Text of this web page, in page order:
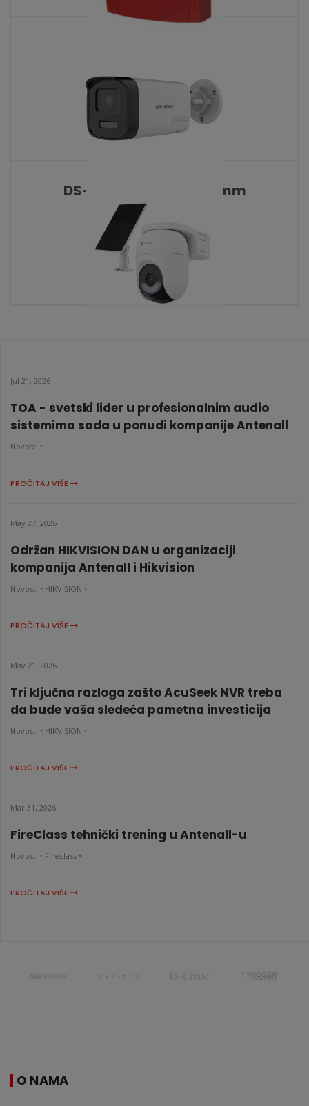
DS-2CE17U0T-LTS 2.8 mm
KATALOŠKI BROJ: 10471
Jul 21, 2026
TOA - svetski lider u profesionalnim audio
sistemima sada u ponudi kompanije Antenall
Novosti •
PROČITAJ VIŠE
May 27, 2026
Održan HIKVISION DAN u organizaciji
kompanija Antenall i Hikvision
Novosti • HIKVISION •
PROČITAJ VIŠE
May 21, 2026
Tri ključna razloga zašto AcuSeek NVR treba
da bude vaša sledeća pametna investicija
Novosti • HIKVISION •
PROČITAJ VIŠE
Mar 31, 2026
FireClass tehnički trening u Antenall-u
Novosti • Fireclass •
PROČITAJ VIŠE
O NAMA